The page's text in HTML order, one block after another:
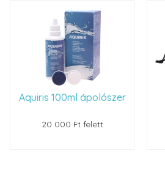
Aquiris 100ml ápolószer
20 000 Ft felett